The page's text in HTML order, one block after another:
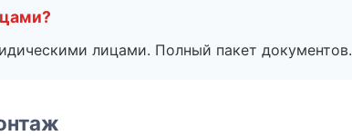
лицами. Полный пакет документов.